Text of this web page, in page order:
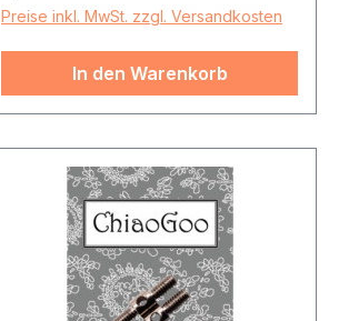
Preise inkl. MwSt. zzgl. Versandkosten
In den Warenkorb